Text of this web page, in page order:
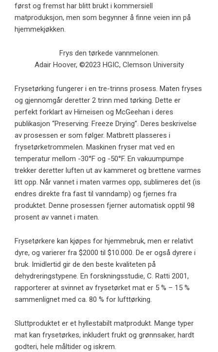
først og fremst har blitt brukt i kommersiell
matproduksjon, men som begynner å finne veien inn på
hjemmekjøkken.
Frys den tørkede vannmelonen.
Adair Hoover, ©2023 HGIC, Clemson University
Frysetørking fungerer i en tre-trinns prosess. Maten fryses
og gjennomgår deretter 2 trinn med tørking. Dette er
perfekt forklart av Hirneisen og McGeehan i deres
publikasjon “Preserving: Freeze Drying”. Deres beskrivelse
av prosessen er som følger. Matbrett plasseres i
frysetørketrommelen. Maskinen fryser mat ved en
temperatur mellom -30°F og -50°F. En vakuumpumpe
trekker deretter luften ut av kammeret og brettene varmes
litt opp. Når vannet i maten varmes opp, sublimeres det (is
endres direkte fra fast til vanndamp) og fjernes fra
produktet. Denne prosessen fjerner automatisk opptil 98
prosent av vannet i maten.
Frysetørkere kan kjøpes for hjemmebruk, men er relativt
dyre, og varierer fra $2000 til $10.000. De er også dyrere i
bruk. Imidlertid gir de den beste kvaliteten på
dehydreringstypene. En forskningsstudie, C. Ratti 2001,
rapporterer at svinnet av frysetørket mat er 5 % – 15 %
sammenlignet med ca. 80 % for lufttørking.
Sluttproduktet er et hyllestabilt matprodukt. Mange typer
mat kan frysetørkes, inkludert frukt og grønnsaker, hardt
godteri, hele måltider og iskrem.